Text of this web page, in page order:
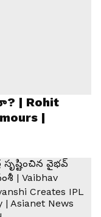
| Rohit
|